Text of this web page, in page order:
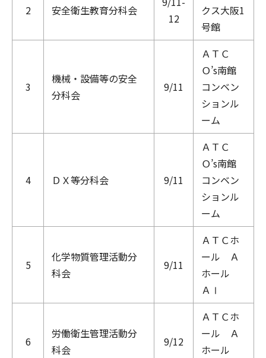
2 安全衛生教育分科会
12
クス大阪1
号館
3
機械・設備等の安全
分科会
9/11
ＡＴＣ
Ｏ’s南館
コンベン
ションル
ーム
4 ＤＸ等分科会 9/11
ＡＴＣ
Ｏ’s南館
コンベン
ションル
ーム
5
化学物質管理活動分
科会
9/11
ＡＴＣホ
ール Ａ
ホール
ＡⅠ
6
労働衛生管理活動分
科会
9/12
ＡＴＣホ
ール Ａ
ホール